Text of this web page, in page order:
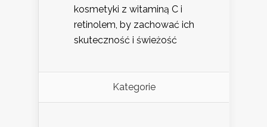
kosmetyki z witaminą C i
retinolem, by zachować ich
skuteczność i świeżość
Kategorie